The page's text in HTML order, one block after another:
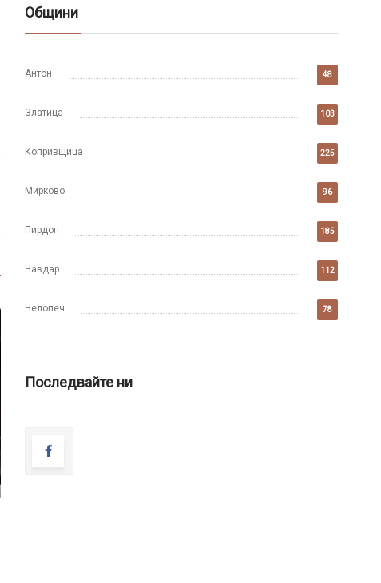
Общини
Антон 48
Златица 103
Копривщица 225
Мирково 96
Пирдоп 185
Чавдар 112
Челопеч 78
Последвайте ни